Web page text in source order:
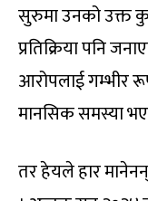
सुरुमा उनको उक्त
प्रतिक्रिया पनि
आरोपलाई गम्भीर
मानसिक समस्या
तर हेयले हार